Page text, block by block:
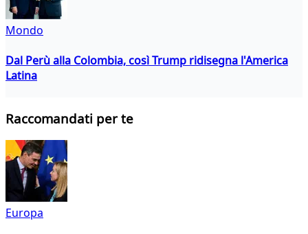
Mondo
Dal Perù alla Colombia, così Trump ridisegna l'America
Latina
Raccomandati per te
Europa